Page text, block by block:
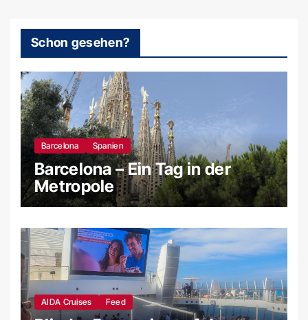
Schon gesehen?
Barcelona Spanien
Barcelona – Ein Tag in der
Metropole
AIDA Cruises Feed